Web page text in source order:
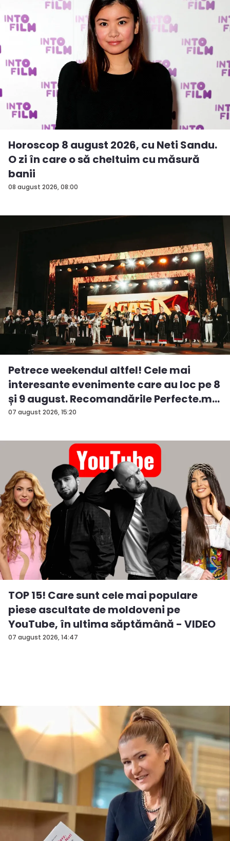
08 august 2026, 08:00
Horoscop 8 august 2026, cu Neti Sandu.
O zi în care o să cheltuim cu măsură
banii
07 august 2026, 15:20
Petrece weekendul altfel! Cele mai
interesante evenimente care au loc pe 8
și 9 august. Recomandările Perfecte.m...
07 august 2026, 14:47
TOP 15! Care sunt cele mai populare
piese ascultate de moldoveni pe
YouTube, în ultima săptămână - VIDEO